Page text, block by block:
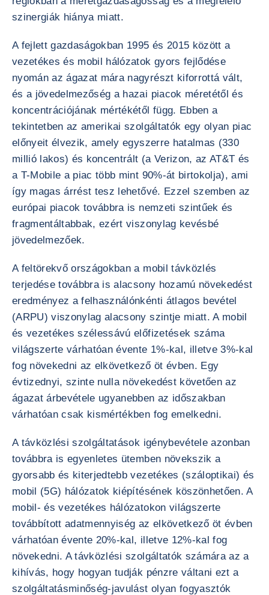
szinergiák hiánya miatt.
A fejlett gazdaságokban 1995 és 2015 között a
vezetékes és mobil hálózatok gyors fejlődése
nyomán az ágazat mára nagyrészt kiforrottá vált,
és a jövedelmezőség a hazai piacok méretétől és
koncentrációjának mértékétől függ. Ebben a
tekintetben az amerikai szolgáltatók egy olyan piac
előnyeit élvezik, amely egyszerre hatalmas (330
millió lakos) és koncentrált (a Verizon, az AT&T és
a T-Mobile a piac több mint 90%-át birtokolja), ami
így magas árrést tesz lehetővé. Ezzel szemben az
európai piacok továbbra is nemzeti szintűek és
fragmentáltabbak, ezért viszonylag kevésbé
jövedelmezőek.
A feltörekvő országokban a mobil távközlés
terjedése továbbra is alacsony hozamú növekedést
eredményez a felhasználónkénti átlagos bevétel
(ARPU) viszonylag alacsony szintje miatt. A mobil
és vezetékes szélessávú előfizetések száma
világszerte várhatóan évente 1%-kal, illetve 3%-kal
fog növekedni az elkövetkező öt évben. Egy
évtizednyi, szinte nulla növekedést követően az
ágazat árbevétele ugyanebben az időszakban
várhatóan csak kismértékben fog emelkedni.
A távközlési szolgáltatások igénybevétele azonban
továbbra is egyenletes ütemben növekszik a
gyorsabb és kiterjedtebb vezetékes (száloptikai) és
mobil (5G) hálózatok kiépítésének köszönhetően. A
mobil- és vezetékes hálózatokon világszerte
továbbított adatmennyiség az elkövetkező öt évben
várhatóan évente 20%-kal, illetve 12%-kal fog
növekedni. A távközlési szolgáltatók számára az a
kihívás, hogy hogyan tudják pénzre váltani ezt a
szolgáltatásminőség-javulást olyan fogyasztók